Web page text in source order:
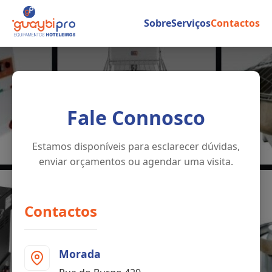
SobreServiçosContactos
Fale Connosco
Estamos disponíveis para esclarecer dúvidas,
enviar orçamentos ou agendar uma visita.
Contactos
Morada